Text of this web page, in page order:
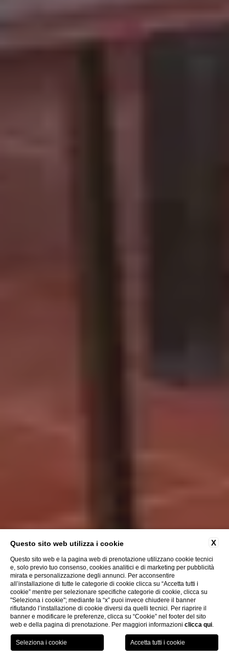
PRENOTA ORA
X
Questo sito web utilizza i cookie
Questo sito web e la pagina web di prenotazione utilizzano cookie tecnici
e, solo previo tuo consenso, cookies analitici e di marketing per pubblicità
mirata e personalizzazione degli annunci. Per acconsentire
all’installazione di tutte le categorie di cookie clicca su “Accetta tutti i
cookie” mentre per selezionare specifiche categorie di cookie, clicca su
"Seleziona i cookie"; mediante la “x” puoi invece chiudere il banner
rifiutando l’installazione di cookie diversi da quelli tecnici. Per riaprire il
banner e modificare le preferenze, clicca su “Cookie” nel footer del sito
web e della pagina di prenotazione. Per maggiori informazioni clicca qui.